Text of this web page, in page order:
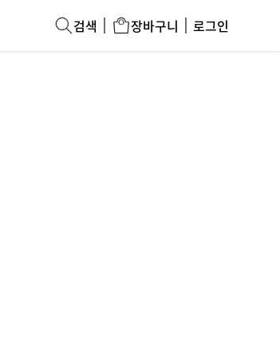
검색 장바구니 로그인